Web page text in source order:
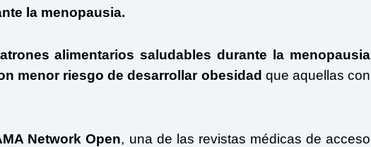
la menopausia.
alimentarios saludables durante la menopausia
menor riesgo de desarrollar obesidad que aquellas con
Network Open, una de las revistas médicas de acceso